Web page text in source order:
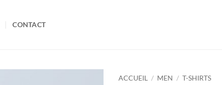
CONTACT
ACCUEIL / MEN / T-SHIRTS